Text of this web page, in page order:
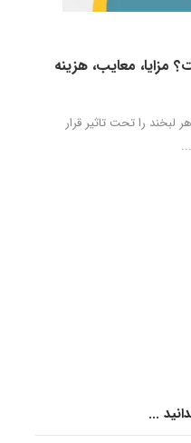
معایب، هزینه
لبخند را تحت تاثیر قرار
...